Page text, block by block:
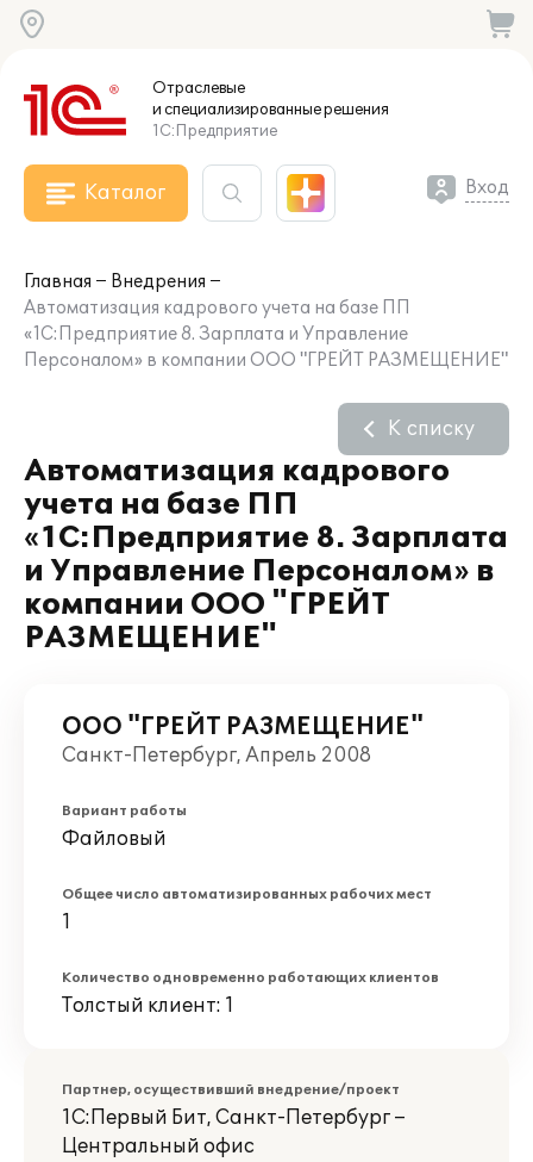
Отраслевые
и специализированныерешения
1С:Предприятие
Каталог Вход
Главная
Внедрения
Автоматизация кадрового учета на базе ПП
«1С:Предприятие 8. Зарплата и Управление
Персоналом» в компании ООО "ГРЕЙТ РАЗМЕЩЕНИЕ"
Автоматизация кадрового
учета на базе ПП
«1С:Предприятие 8. Зарплата
и Управление Персоналом» в
компании ООО "ГРЕЙТ
РАЗМЕЩЕНИЕ"
К списку
ООО "ГРЕЙТ РАЗМЕЩЕНИЕ"
Санкт-Петербург, Апрель 2008
Вариант работы
Файловый
Общее число автоматизированных рабочих мест
1
Количество одновременно работающих клиентов
Толстый клиент: 1
Партнер, осуществивший внедрение/проект
1С:Первый Бит, Санкт-Петербург –
Центральный офис